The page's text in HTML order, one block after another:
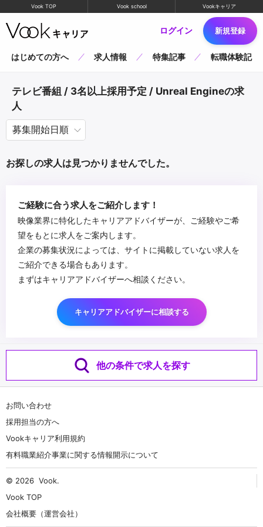
Vook TOP Vook school Vookキャリア
ログイン 新規登録
はじめての方へ 求人情報 特集記事 転職体験記
テレビ番組 / 3名以上採用予定 / Unreal Engineの求
人
お探しの求人は見つかりませんでした。
ご経験に合う求人をご紹介します！
映像業界に特化したキャリアアドバイザーが、ご経験やご希
望をもとに求人をご案内します。
企業の募集状況によっては、サイトに掲載していない求人を
ご紹介できる場合もあります。
まずはキャリアアドバイザーへ相談ください。
キャリアアドバイザーに相談する
他の条件で求人を探す
お問い合わせ
採用担当の方へ
Vookキャリア利用規約
有料職業紹介事業に関する情報開示について
© 2026 Vook.
Vook TOP
会社概要（運営会社）